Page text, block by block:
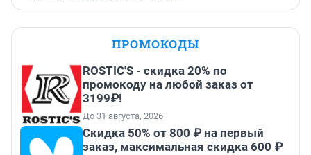
ПРОМОКОДЫ
ROSTIC'S - скидка 20% по
промокоду на любой заказ от
3199₽!
До 31 августа, 2026
Скидка 50% от 800 ₽ на первый
заказ, максимальная скидка 600 ₽